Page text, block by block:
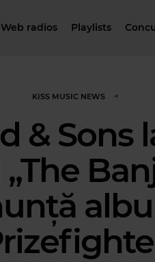
Web radios Playlists
KISS MUSIC NEWS
& Sons